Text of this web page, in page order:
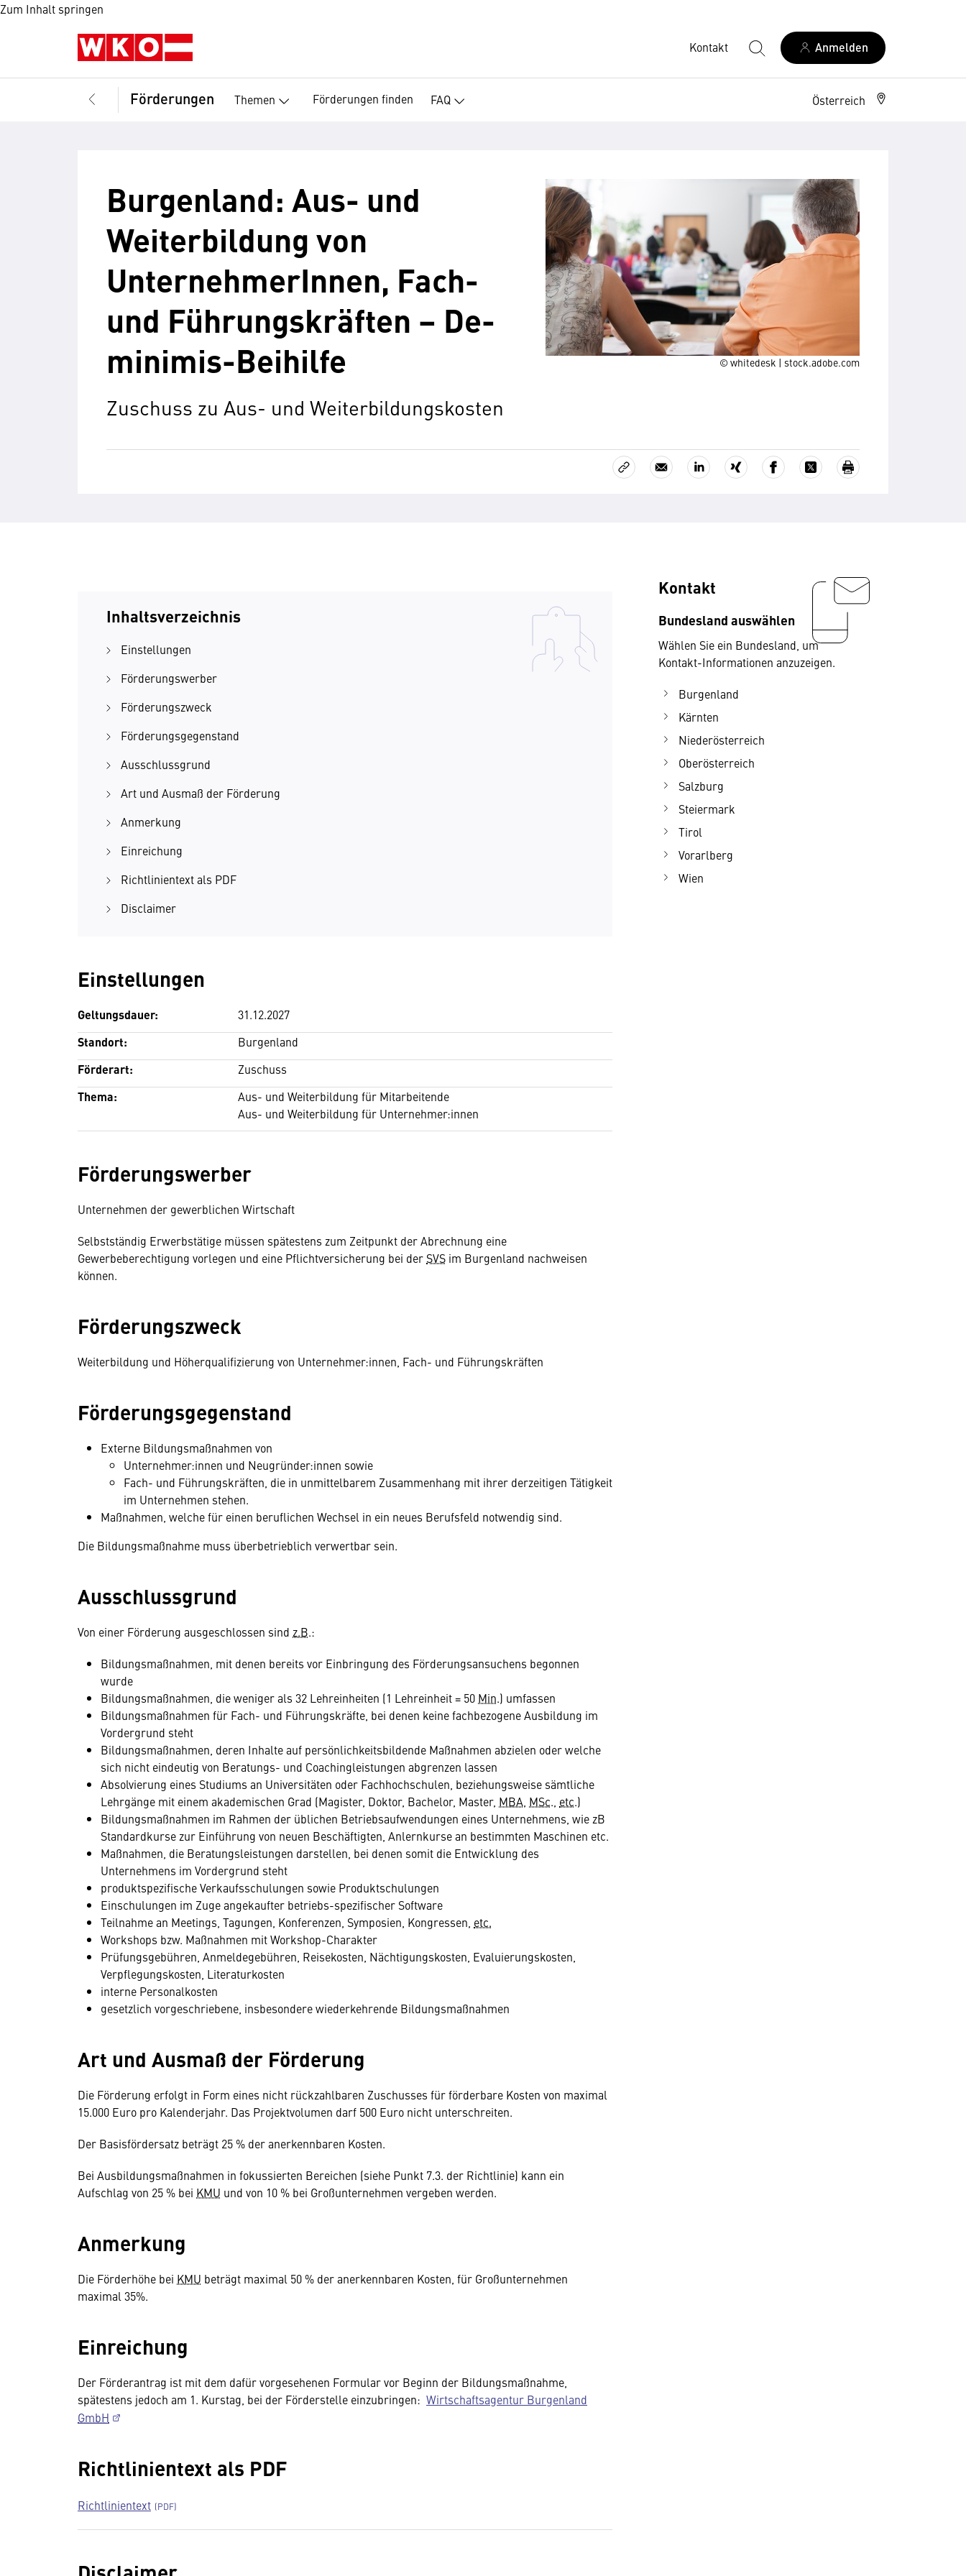
Zum Inhalt springen
Kontakt Anmelden
Förderungen Themen Förderungen finden FAQ Österreich
© whitedesk | stock.adobe.com
Burgenland: Aus- und
Weiterbildung von
UnternehmerInnen, Fach-
und Führungskräften – De-
minimis-Beihilfe
Zuschuss zu Aus- und Weiterbildungskosten
Inhaltsverzeichnis
Einstellungen
Förderungswerber
Förderungszweck
Förderungsgegenstand
Ausschlussgrund
Art und Ausmaß der Förderung
Anmerkung
Einreichung
Richtlinientext als PDF
Disclaimer
Einstellungen
Geltungsdauer: 31.12.2027
Standort: Burgenland
Förderart: Zuschuss
Thema:
Aus- und Weiterbildung für Mitarbeitende
Aus- und Weiterbildung für Unternehmer:innen
Förderungswerber
Unternehmen der gewerblichen Wirtschaft
Selbstständig Erwerbstätige müssen spätestens zum Zeitpunkt der Abrechnung eine
Gewerbeberechtigung vorlegen und eine Pflichtversicherung bei der SVS im Burgenland nachweisen
können.
Förderungszweck
Weiterbildung und Höherqualifizierung von Unternehmer:innen, Fach- und Führungskräften
Förderungsgegenstand
Externe Bildungs­­maßnahmen von
Unternehmer­:innen und Neugründer:innen sowie
Fach- und Führungs­kräften, die in unmittel­barem Zusammen­hang mit ihrer derzeitigen Tätigkeit
im Unternehmen stehen.
Maßnahmen, welche für einen beruflichen Wechsel in ein neues Berufsfeld notwendig sind.
Die Bildungs­­maßnahme muss überbetrieb­lich verwertbar sein.
Ausschlussgrund
Von einer Förderung ausgeschlossen sind z.B.:
Bildungsmaßnahmen, mit denen bereits vor Einbringung des Förderungsansuchens begonnen
wurde
Bildungsmaßnahmen, die weniger als 32 Lehreinheiten (1 Lehreinheit = 50 Min.) umfassen
Bildungsmaßnahmen für Fach- und Führungskräfte, bei denen keine fachbezogene Ausbildung im
Vordergrund steht
Bildungsmaßnahmen, deren Inhalte auf persönlichkeitsbildende Maßnahmen abzielen oder welche
sich nicht eindeutig von Beratungs- und Coachingleistungen abgrenzen lassen
Absolvierung eines Studiums an Universitäten oder Fachhochschulen, beziehungsweise sämtliche
Lehrgänge mit einem akademischen Grad (Magister, Doktor, Bachelor, Master, MBA MSc., etc.)
Bildungsmaßnahmen im Rahmen der üblichen Betriebsaufwendungen eines Unternehmens, wie zB
Standardkurse zur Einführung von neuen Beschäftigten, Anlernkurse an bestimmten Maschinen etc.
Maßnahmen, die Beratungsleistungen darstellen, bei denen somit die Entwicklung des
Unternehmens im Vordergrund steht
produktspezifische Verkaufsschulungen sowie Produktschulungen
Einschulungen im Zuge angekaufter betriebs-spezifischer Software
Teilnahme an Meetings, Tagungen, Konferenzen, Symposien, Kongressen, etc.
Workshops bzw. Maßnahmen mit Workshop-Charakter
Prüfungsgebühren, Anmeldegebühren, Reisekosten, Nächtigungskosten, Evaluierungskosten,
Verpflegungskosten, Literaturkosten
interne Personalkosten
gesetzlich vorgeschriebene, insbesondere wiederkehrende Bildungsmaßnahmen
Art und Ausmaß der Förderung
Die Förderung erfolgt in Form eines nicht rückzahlbaren Zuschusses für förderbare Kosten von maximal
15.000 Euro pro Kalenderjahr. Das Projektvolumen darf 500 Euro nicht unterschreiten.
Der Basisfördersatz beträgt 25 % der anerkennbaren Kosten.
Bei Ausbildungsmaßnahmen in fokussierten Bereichen (siehe Punkt 7.3. der Richtlinie) kann ein
Aufschlag von 25 % bei KMU und von 10 % bei Großunternehmen vergeben werden.
Anmerkung
Die Förderhöhe bei KMU beträgt maximal 50 % der anerkennbaren Kosten, für Großunternehmen
maximal 35%.
Einreichung
Der Förderantrag ist mit dem dafür vorgesehenen Formular vor Beginn der Bildungsmaßnahme,
spätestens jedoch am 1. Kurstag, bei der Förderstelle einzubringen: Wirtschaftsagentur Burgenland
GmbH
Richtlinientext als PDF
Richtlinientext
Kontakt
Bundesland auswählen
Wählen Sie ein Bundesland, um
Kontakt-Informationen anzuzeigen.
Burgenland
Kärnten
Niederösterreich
Oberösterreich
Salzburg
Steiermark
Tirol
Vorarlberg
Wien